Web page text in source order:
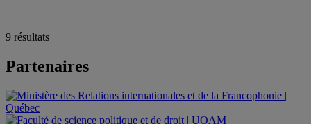
9 résultats
Partenaires